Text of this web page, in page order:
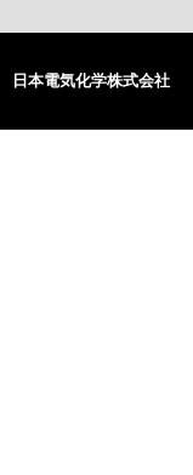
日本電気化学株式会社